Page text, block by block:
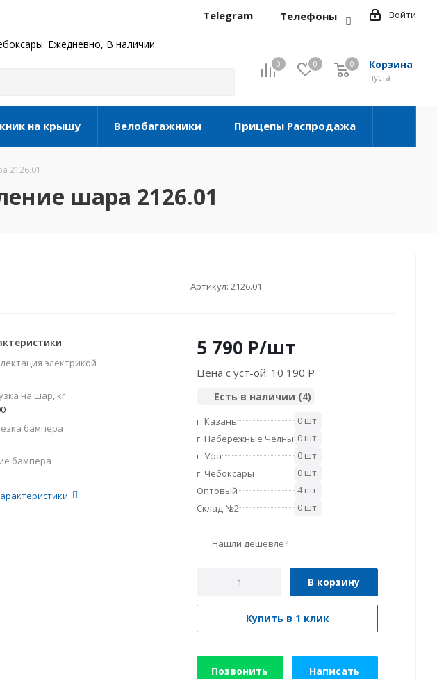
Войти
Telegram Телефоны
Ежедневно, В наличии.
0 0 Корзина
0
пуста
0
на крышу Велобагажники Прицепы Распродажа
2126.01
шара 2126.01
Артикул: 2126.01
электрикой
на шар, кг
бампера
бампера
5 790 P/шт
Цена с уст-ой: 10 190 P
Есть в наличии (4)
г. Казань
0 шт.
г. Набережные Челны 0 шт.
г. Уфа
0 шт.
г. Чебоксары
0 шт.
Оптовый
4 шт.
Склад №2
0 шт.
Нашли дешевле?
В корзину
Купить в 1 клик
Позвонить Написать